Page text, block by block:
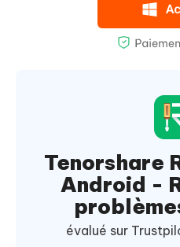
Tenorshare
Android -
évalué sur